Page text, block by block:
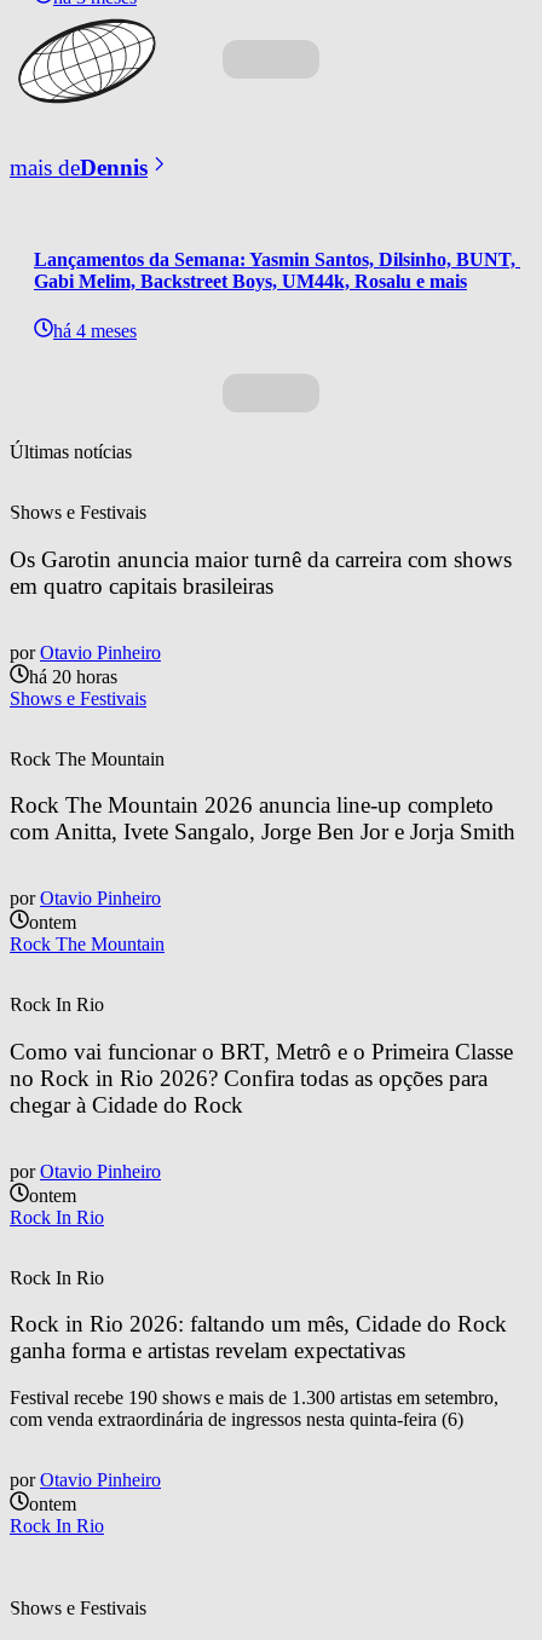
mais deDennis
Lançamentos da Semana: Yasmin Santos, Dilsinho, BUNT,
Gabi Melim, Backstreet Boys, UM44k, Rosalu e mais
há 4 meses
Últimas notícias
Shows e Festivais
Os Garotin anuncia maior turnê da carreira com shows
em quatro capitais brasileiras
por Otavio Pinheiro
há 20 horas
Shows e Festivais
Rock The Mountain
Rock The Mountain 2026 anuncia line-up completo
com Anitta, Ivete Sangalo, Jorge Ben Jor e Jorja Smith
por Otavio Pinheiro
ontem
Rock The Mountain
Rock In Rio
Como vai funcionar o BRT, Metrô e o Primeira Classe
no Rock in Rio 2026? Confira todas as opções para
chegar à Cidade do Rock
por Otavio Pinheiro
ontem
Rock In Rio
Rock In Rio
Rock in Rio 2026: faltando um mês, Cidade do Rock
ganha forma e artistas revelam expectativas
Festival recebe 190 shows e mais de 1.300 artistas em setembro,
com venda extraordinária de ingressos nesta quinta-feira (6)
por Otavio Pinheiro
ontem
Rock In Rio
Shows e Festivais